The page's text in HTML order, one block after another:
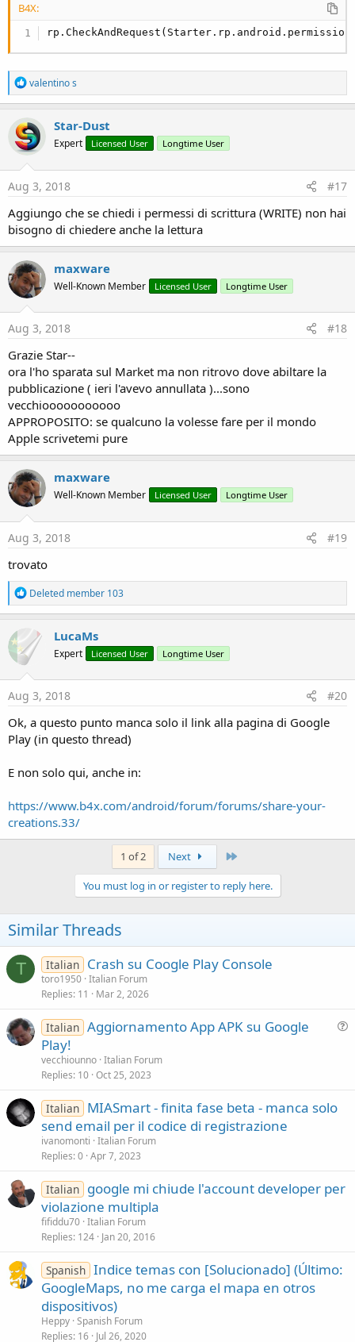
B4X:
R
e
a
c
t
i
o
n
valentino s
Star-Dust
Expert Licensed User Longtime User
Aug 3, 2018 #17
Aggiungo che se chiedi i permessi di scrittura (WRITE) non hai
bisogno di chiedere anche la lettura
maxware
Well-Known Member Licensed User Longtime User
Aug 3, 2018 #18
Grazie Star--
ora l'ho sparata sul Market ma non ritrovo dove abiltare la
pubblicazione ( ieri l'avevo annullata )...sono
vecchiooooooooooo
APPROPOSITO: se qualcuno la volesse fare per il mondo
Apple scrivetemi pure
maxware
Well-Known Member Licensed User Longtime User
Aug 3, 2018 #19
trovato
R
e
a
t
i
n
Deleted member 103
LucaMs
Expert Licensed User Longtime User
Aug 3, 2018 #20
Ok, a questo punto manca solo il link alla pagina di Google
Play (in questo thread)
E non solo qui, anche in:
https://www.b4x.com/android/forum/forums/share-your-
creations.33/
1 of 2 Next
You must log in or register to reply here.
Similar Threads
T Italian Crash su Coogle Play Console
toro1950 Italian Forum
Replies 11 Mar 2, 2026
Italian Aggiornamento App APK su Google
Play!
vecchiounno Italian Forum
Replies 10 Oct 25, 2023
Italian MIASmart - finita fase beta - manca solo
send email per il codice di registrazione
ivanomonti Italian Forum
Replies 0 Apr 7, 2023
Italian google mi chiude l'account developer per
violazione multipla
fifiddu70 Italian Forum
Replies 124 Jan 20, 2016
Spanish Indice temas con [Solucionado] (Último:
GoogleMaps, no me carga el mapa en otros
dispositivos)
Heppy Spanish Forum
Replies 16 Jul 26, 2020